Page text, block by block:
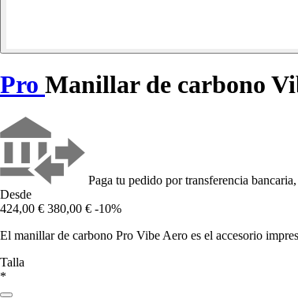
Pro Manillar de carbono
Paga tu pedido por transferencia
Desde
424,00 € 380,00 € -10%
El manillar de carbono Pro Vibe Aero es el accesorio
Talla
*